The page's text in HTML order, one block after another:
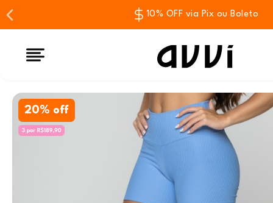
10% OFF via Pix ou Boleto
20% off